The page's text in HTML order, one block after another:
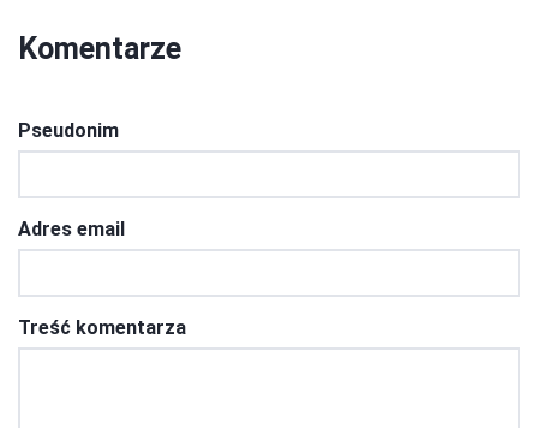
Komentarze
Pseudonim
Adres email
Treść komentarza